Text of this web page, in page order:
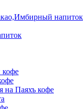
напиток
на Паяхъ кофе